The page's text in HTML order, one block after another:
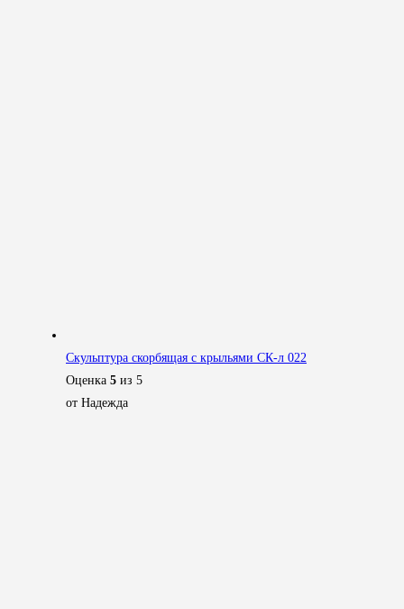
Скульптура скорбящая с крыльями СК-л 022
Оценка 5 из 5
от Надежда